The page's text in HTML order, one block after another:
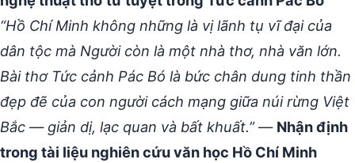
“Hồ Chí Minh không những là vị lãnh tụ vĩ đại của
dân tộc mà Người còn là một nhà thơ, nhà văn lớn.
Bài thơ Tức cảnh Pác Bó là bức chân dung tinh thần
đẹp đẽ của con người cách mạng giữa núi rừng Việt
Bắc — giản dị, lạc quan và bất khuất.”— Nhận định
trong tài liệu nghiên cứu văn học Hồ Chí Minh